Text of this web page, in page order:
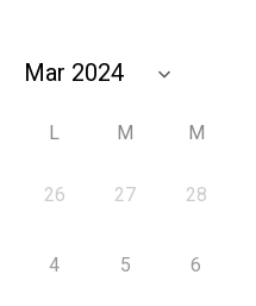
L M M
26 27 28
4 5 6